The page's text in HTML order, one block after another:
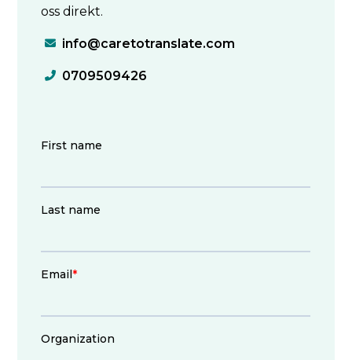
oss direkt.
 info@caretotranslate.com
 0709509426